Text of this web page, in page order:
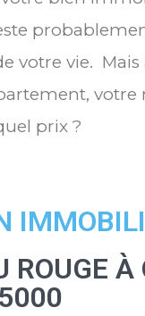
votre vie. Mais
votre
prix ?
ROUGE À